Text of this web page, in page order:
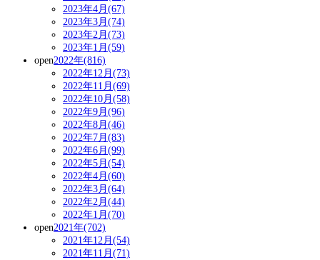
2023年4月(67)
2023年3月(74)
2023年2月(73)
2023年1月(59)
open2022年(816)
2022年12月(73)
2022年11月(69)
2022年10月(58)
2022年9月(96)
2022年8月(46)
2022年7月(83)
2022年6月(99)
2022年5月(54)
2022年4月(60)
2022年3月(64)
2022年2月(44)
2022年1月(70)
open2021年(702)
2021年12月(54)
2021年11月(71)